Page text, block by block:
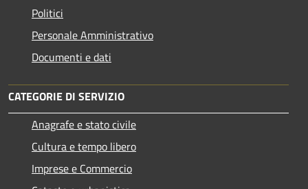
Politici
Personale Amministrativo
Documenti e dati
CATEGORIE DI SERVIZIO
Anagrafe e stato civile
Cultura e tempo libero
Imprese e Commercio